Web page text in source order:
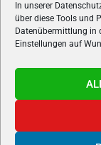
In unserer
über diese Tools und
Datenübermittlung in
Einstellungen auf